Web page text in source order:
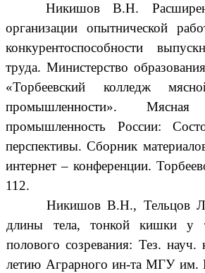
Никишов В.Н.
организации опытнической
конкурентоспособности
труда. Министерство
«Торбеевский колледж
промышленности».
промышленность России:
перспективы. Сборник
интернет – конференции.
112.
Никишов В.Н., Тельцов
длины тела, тонкой кишки у
полового созревания: Тез.
летию Аграрного ин-та МГУ им.